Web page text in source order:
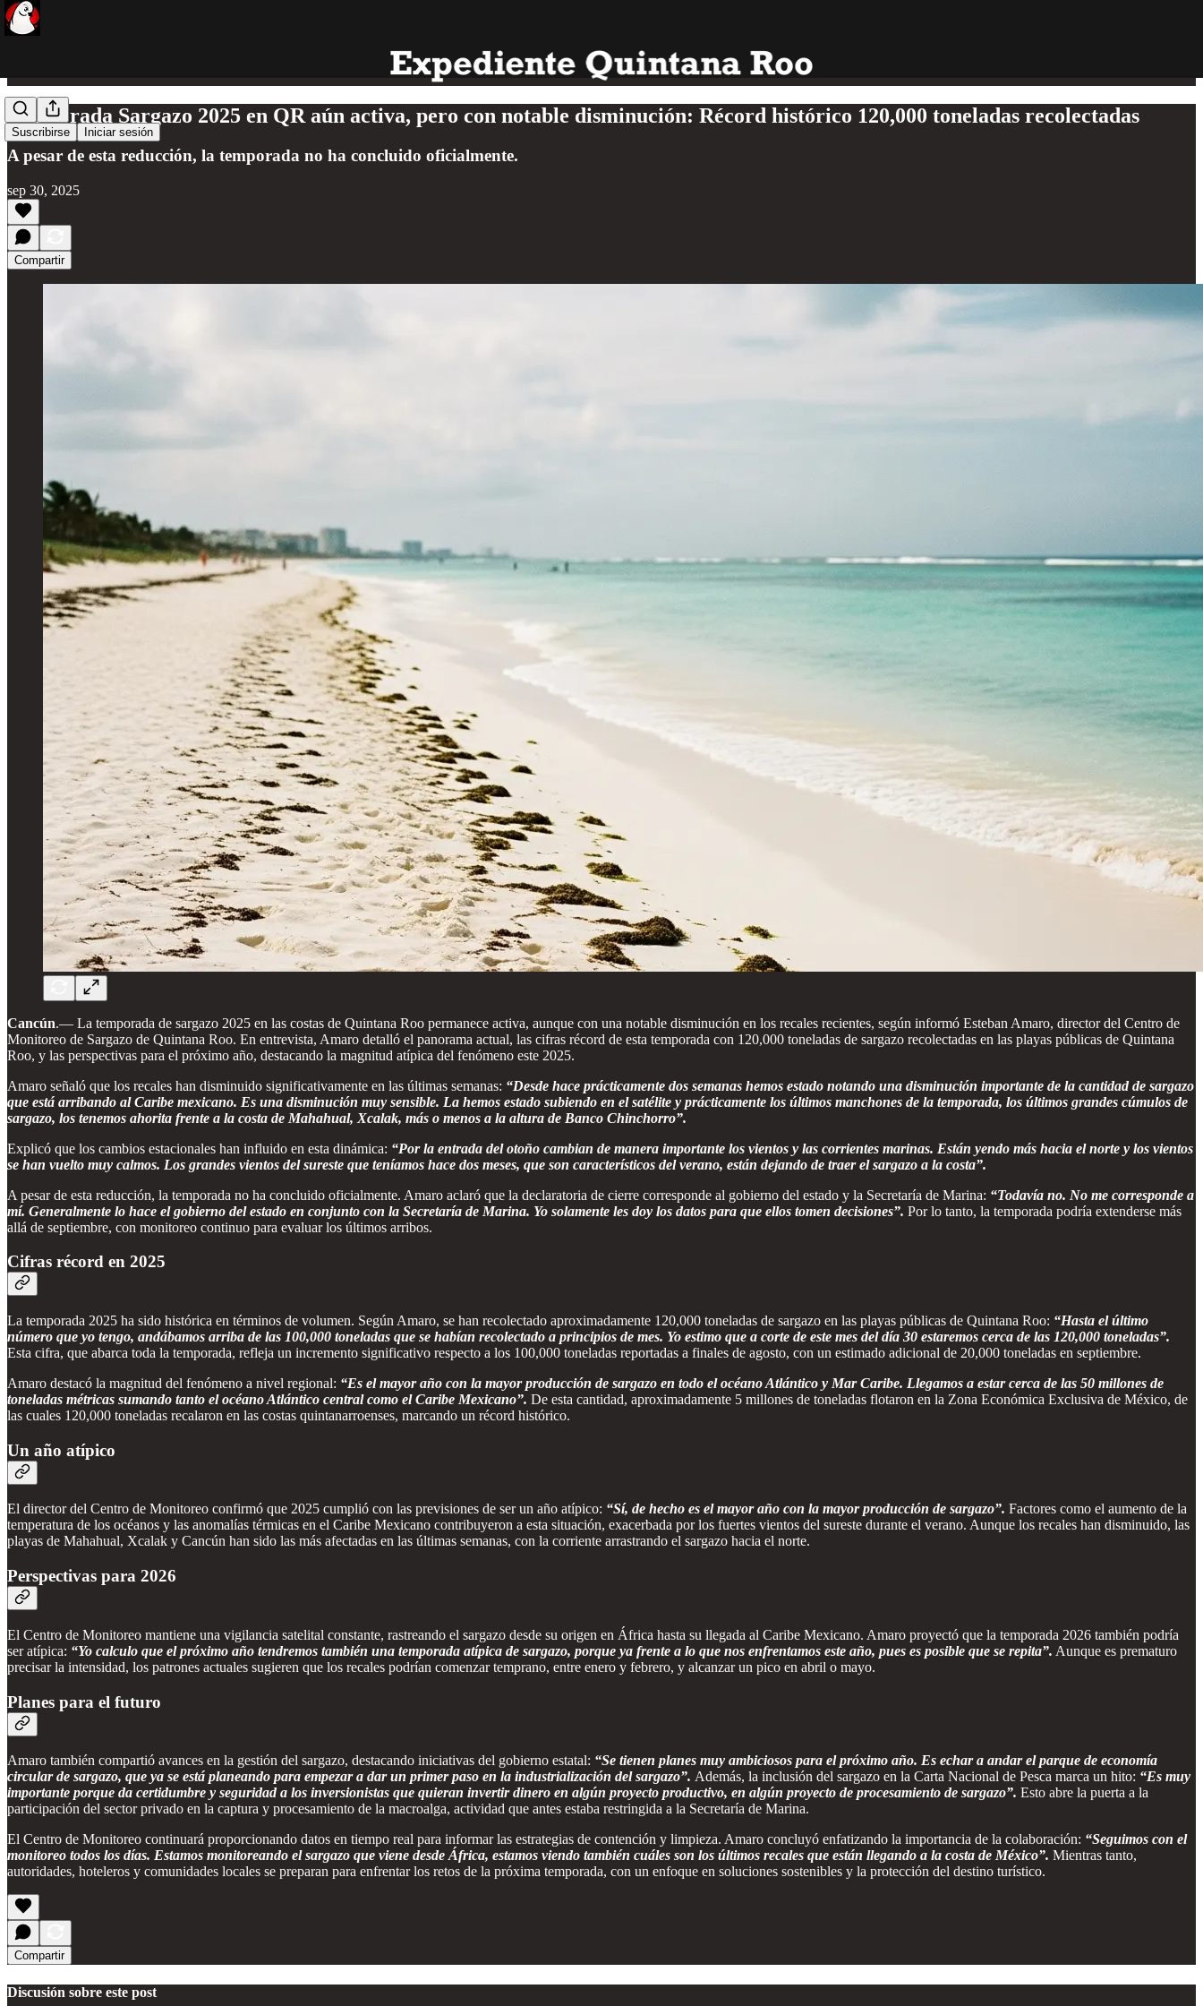
Suscribirse Iniciar sesión
Temporada Sargazo 2025 en QR aún activa, pero con notable disminución: Récord histórico 120,000 toneladas recolectadas
A pesar de esta reducción, la temporada no ha concluido oficialmente.
sep 30, 2025
Compartir
Cancún.— La temporada de sargazo 2025 en las costas de Quintana Roo permanece activa, aunque con una notable disminución en los recales recientes, según informó Esteban Amaro, director del Centro de
Monitoreo de Sargazo de Quintana Roo. En entrevista, Amaro detalló el panorama actual, las cifras récord de esta temporada con 120,000 toneladas de sargazo recolectadas en las playas públicas de Quintana
Roo, y las perspectivas para el próximo año, destacando la magnitud atípica del fenómeno este 2025.
Amaro señaló que los recales han disminuido significativamente en las últimas semanas: “Desde hace prácticamente dos semanas hemos estado notando una disminución importante de la cantidad de sargazo
que está arribando al Caribe mexicano. Es una disminución muy sensible. La hemos estado subiendo en el satélite y prácticamente los últimos manchones de la temporada, los últimos grandes cúmulos de
sargazo, los tenemos ahorita frente a la costa de Mahahual, Xcalak, más o menos a la altura de Banco Chinchorro”.
Explicó que los cambios estacionales han influido en esta dinámica: “Por la entrada del otoño cambian de manera importante los vientos y las corrientes marinas. Están yendo más hacia el norte y los vientos
se han vuelto muy calmos. Los grandes vientos del sureste que teníamos hace dos meses, que son característicos del verano, están dejando de traer el sargazo a la costa”.
A pesar de esta reducción, la temporada no ha concluido oficialmente. Amaro aclaró que la declaratoria de cierre corresponde al gobierno del estado y la Secretaría de Marina: “Todavía no. No me corresponde a
mí. Generalmente lo hace el gobierno del estado en conjunto con la Secretaría de Marina. Yo solamente les doy los datos para que ellos tomen decisiones”. Por lo tanto, la temporada podría extenderse más
allá de septiembre, con monitoreo continuo para evaluar los últimos arribos.
Cifras récord en 2025
La temporada 2025 ha sido histórica en términos de volumen. Según Amaro, se han recolectado aproximadamente 120,000 toneladas de sargazo en las playas públicas de Quintana Roo: “Hasta el último
número que yo tengo, andábamos arriba de las 100,000 toneladas que se habían recolectado a principios de mes. Yo estimo que a corte de este mes del día 30 estaremos cerca de las 120,000 toneladas”.
Esta cifra, que abarca toda la temporada, refleja un incremento significativo respecto a los 100,000 toneladas reportadas a finales de agosto, con un estimado adicional de 20,000 toneladas en septiembre.
Amaro destacó la magnitud del fenómeno a nivel regional: “Es el mayor año con la mayor producción de sargazo en todo el océano Atlántico y Mar Caribe. Llegamos a estar cerca de las 50 millones de
toneladas métricas sumando tanto el océano Atlántico central como el Caribe Mexicano”. De esta cantidad, aproximadamente 5 millones de toneladas flotaron en la Zona Económica Exclusiva de México, de
las cuales 120,000 toneladas recalaron en las costas quintanarroenses, marcando un récord histórico.
Un año atípico
El director del Centro de Monitoreo confirmó que 2025 cumplió con las previsiones de ser un año atípico: “Sí, de hecho es el mayor año con la mayor producción de sargazo”. Factores como el aumento de la
temperatura de los océanos y las anomalías térmicas en el Caribe Mexicano contribuyeron a esta situación, exacerbada por los fuertes vientos del sureste durante el verano. Aunque los recales han disminuido, las
playas de Mahahual, Xcalak y Cancún han sido las más afectadas en las últimas semanas, con la corriente arrastrando el sargazo hacia el norte.
Perspectivas para 2026
El Centro de Monitoreo mantiene una vigilancia satelital constante, rastreando el sargazo desde su origen en África hasta su llegada al Caribe Mexicano. Amaro proyectó que la temporada 2026 también podría
ser atípica: “Yo calculo que el próximo año tendremos también una temporada atípica de sargazo, porque ya frente a lo que nos enfrentamos este año, pues es posible que se repita”. Aunque es prematuro
precisar la intensidad, los patrones actuales sugieren que los recales podrían comenzar temprano, entre enero y febrero, y alcanzar un pico en abril o mayo.
Planes para el futuro
Amaro también compartió avances en la gestión del sargazo, destacando iniciativas del gobierno estatal: “Se tienen planes muy ambiciosos para el próximo año. Es echar a andar el parque de economía
circular de sargazo, que ya se está planeando para empezar a dar un primer paso en la industrialización del sargazo”. Además, la inclusión del sargazo en la Carta Nacional de Pesca marca un hito: “Es muy
importante porque da certidumbre y seguridad a los inversionistas que quieran invertir dinero en algún proyecto productivo, en algún proyecto de procesamiento de sargazo”. Esto abre la puerta a la
participación del sector privado en la captura y procesamiento de la macroalga, actividad que antes estaba restringida a la Secretaría de Marina.
El Centro de Monitoreo continuará proporcionando datos en tiempo real para informar las estrategias de contención y limpieza. Amaro concluyó enfatizando la importancia de la colaboración: “Seguimos con el
monitoreo todos los días. Estamos monitoreando el sargazo que viene desde África, estamos viendo también cuáles son los últimos recales que están llegando a la costa de México”. Mientras tanto,
autoridades, hoteleros y comunidades locales se preparan para enfrentar los retos de la próxima temporada, con un enfoque en soluciones sostenibles y la protección del destino turístico.
Compartir
Discusión sobre este post